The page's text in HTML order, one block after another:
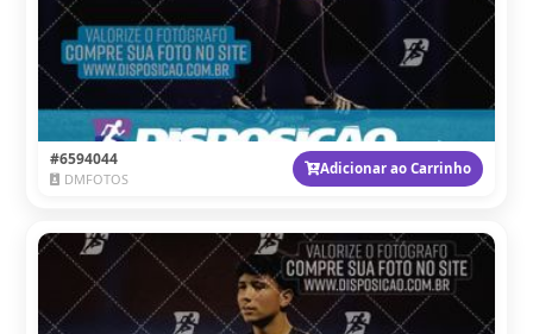
#6594044
DMFOTOS
Adicionar ao Carrinho